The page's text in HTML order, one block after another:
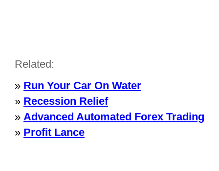
Related:
» Run Your Car On Water
» Recession Relief
» Advanced Automated Forex Trading
» Profit Lance